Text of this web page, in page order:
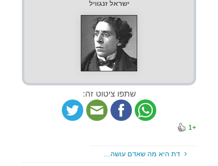
ישראל זנגוויל
שתפו ציטוט זה:
+1
דת היא מה שאדם עושה…